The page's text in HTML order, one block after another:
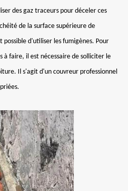
des gaz traceurs pour déceler ces
de la surface supérieure de
d'utiliser les fumigènes. Pour
à faire, il est nécessaire de solliciter le
Il s'agit d'un couvreur professionnel